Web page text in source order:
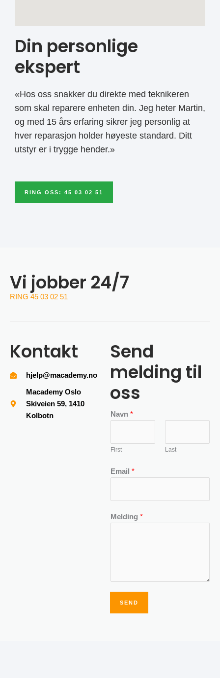
Din personlige
ekspert
«Hos oss snakker du direkte med teknikeren
som skal reparere enheten din. Jeg heter Martin,
og med 15 års erfaring sikrer jeg personlig at
hver reparasjon holder høyeste standard. Ditt
utstyr er i trygge hender.»
RING OSS: 45 03 02 51
Vi jobber 24/7
RING 45 03 02 51
Kontakt
hjelp@macademy.no
Macademy Oslo
Skiveien 59, 1410
Kolbotn
Send
melding til
oss
Navn *
First Last
Email *
Melding *
SEND